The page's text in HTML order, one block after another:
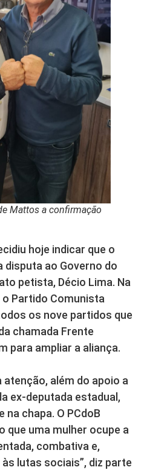
Mattos a confirmação
hoje indicar que o
disputa ao Governo do
petista, Décio Lima. Na
Partido Comunista
os nove partidos que
chamada Frente
para ampliar a aliança.
além do apoio a
ex-deputada estadual,
na chapa. O PCdoB
que uma mulher ocupe a
combativa e,
lutas sociais”, diz parte